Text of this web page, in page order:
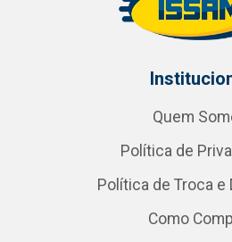
Quem
Política de
Política de Troca e
Como